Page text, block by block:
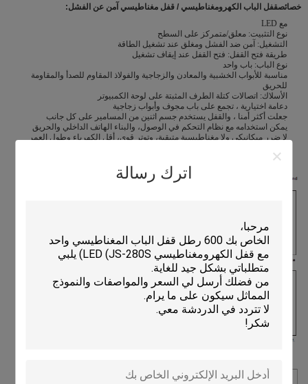
اترك رسالة
خصائصقفل الباب الكهرومغناطيسي / قفل مغناطيسي آمن عن الفشل:
مع LED
نوع التثبيت: معلق/متمركز على السطح
التشغيل: آمن ضد الفشل ومغلق عند تشغيل الطاقة
طريقة فتح القفل: فتح القفل عند إيقاف تشغيل
نوع الباب: باب واحد
مناسبة للأبواب الخشبية والمعادن والزجاجية والفولاذ المقاوم للصدأ والمقاومة
للحريق
الأسلاك: اتصالات كتلة الطرف المثبتة على لوحة الكمبيوتر
دعامة اختيارية ، تجمع على باب مجوف وأبواب زجاجية
جعلت أكثر أمنا ، والقفل يستخدم جسم اثنين من المسامير على كل جانب
يمكن استخدامه مع نظام التحكم في الوصول، والبناء الهاتف الداخلي والحريق
لا ضرر ميكانيكي ولا مغناطيسية متبقية، وتوتر قوي، أقل الكهرباء وطول العمر